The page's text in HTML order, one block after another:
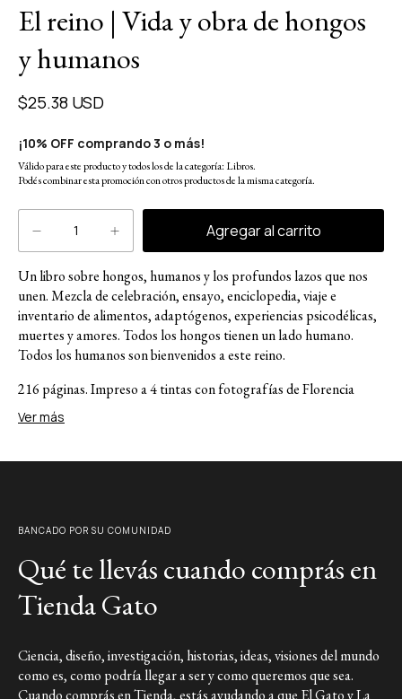
El reino | Vida y obra de hongos
y humanos
$25.38 USD
¡10% OFF comprando 3 o más!
Válido para este producto y todos los de la categoría: Libros.
Podés combinar esta promoción con otros productos de la misma categoría.
Un libro sobre hongos, humanos y los profundos lazos que nos
unen. Mezcla de celebración, ensayo, enciclopedia, viaje e
inventario de alimentos, adaptógenos, experiencias psicodélicas,
muertes y amores. Todos los hongos tienen un lado humano.
Todos los humanos son bienvenidos a este reino.
216 páginas. Impreso a 4 tintas con fotografías de Florencia
Cesari Tommarello y Alejandro Sequeira.
dedica a la comunicación científica en diversos formatos,
incluyendo escritura, exhibiciones interactivas y producciones
audiovisuales. Condujo programas de divulgación como La Liga
de la Ciencia (TV Pública) y Ciencia a la Carta (TEC). Además,
fue docente en la Facultad de Ciencias Exactas y Naturales de la
San Andrés.
Link a Instagram
Ver más
BANCADO POR SU COMUNIDAD
Qué te llevás cuando comprás en
Tienda Gato
Ciencia, diseño, investigación, historias, ideas, visiones del mundo
como es, como podría llegar a ser y como queremos que sea.